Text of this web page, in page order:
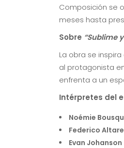
Composición se
meses hasta
Sobre “Sublime
La obra se inspira
al protagonista
enfrenta a un
Intérpretes del
Noémie
Federico Altare
Evan Johanson